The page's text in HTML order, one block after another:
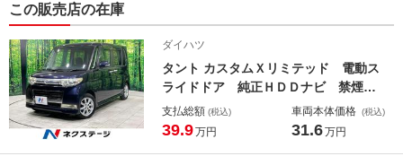
この販売店の在庫
ダイハツ
タント カスタムＸリミテッド 電動ス
ライドドア 純正ＨＤＤナビ 禁煙
車 スマートキー ＨＩＤヘッド 純
正１４インチアルミ オートエアコ
支払総額 (税込)
39.9万円
車両本体価格 (税込)
31.6万円